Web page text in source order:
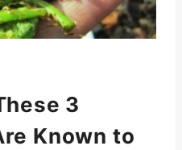
3
Known to